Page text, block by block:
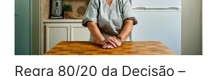
Regra 80/20 da Decisão –